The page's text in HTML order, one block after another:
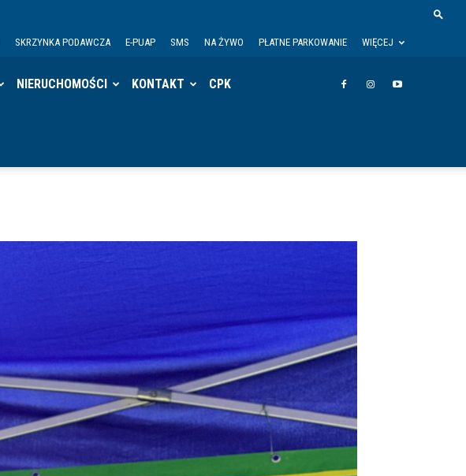
SKRZYNKA PODAWCZA E-PUAP SMS NA ŻYWO PŁATNE PARKOWANIE WIĘCEJ
NIERUCHOMOŚCI KONTAKT CPK